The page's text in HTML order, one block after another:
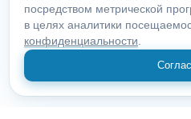
посредством метрической
в целях аналитики
конфиденциальности.